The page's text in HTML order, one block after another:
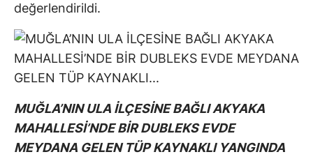
değerlendirildi.
MUĞLA’NIN ULA İLÇESİNE BAĞLI AKYAKA
MAHALLESİ’NDE BİR DUBLEKS EVDE
MEYDANA GELEN TÜP KAYNAKLI YANGINDA